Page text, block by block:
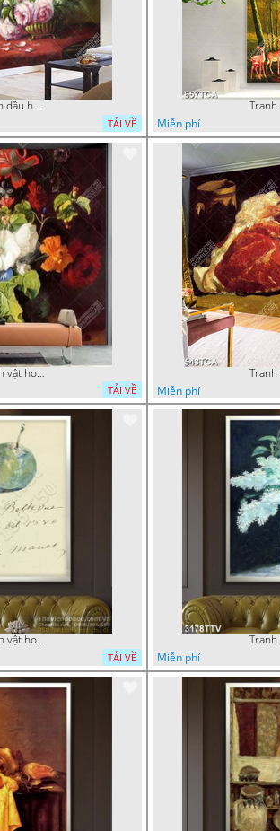
Tranh sơn dầu hoa quả tĩnh vật nghệ thuật gắn tường
TẢI VỀ
Miễn phí
Tranh tĩnh vật hoa quả decor phòng khách in uv
TẢI VỀ
Miễn phí
Tranh tĩnh vật hoa quả sơn dầu dán tường đẹp
TẢI VỀ
Miễn phí